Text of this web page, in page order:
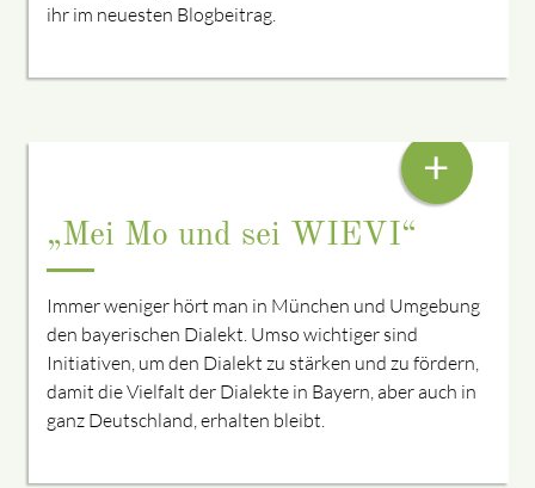
ihr im neuesten Blogbeitrag.
„Mei Mo und sei WIEVI“
Immer weniger hört man in München und Umgebung
den bayerischen Dialekt. Umso wichtiger sind
Initiativen, um den Dialekt zu stärken und zu fördern,
damit die Vielfalt der Dialekte in Bayern, aber auch in
ganz Deutschland, erhalten bleibt.
+